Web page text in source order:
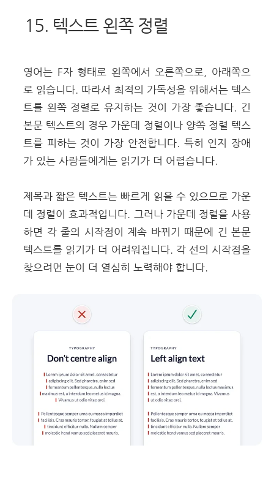
15. 텍스트 왼쪽 정렬
영어는 F자 형태로 왼쪽에서 오른쪽으로, 아래쪽으
로 읽습니다. 따라서 최적의 가독성을 위해서는 텍스
트를 왼쪽 정렬로 유지하는 것이 가장 좋습니다. 긴
본문 텍스트의 경우 가운데 정렬이나 양쪽 정렬 텍스
트를 피하는 것이 가장 안전합니다. 특히 인지 장애
가 있는 사람들에게는 읽기가 더 어렵습니다.
제목과 짧은 텍스트는 빠르게 읽을 수 있으므로 가운
데 정렬이 효과적입니다. 그러나 가운데 정렬을 사용
하면 각 줄의 시작점이 계속 바뀌기 때문에 긴 본문
텍스트를 읽기가 더 어려워집니다. 각 선의 시작점을
찾으려면 눈이 더 열심히 노력해야 합니다.